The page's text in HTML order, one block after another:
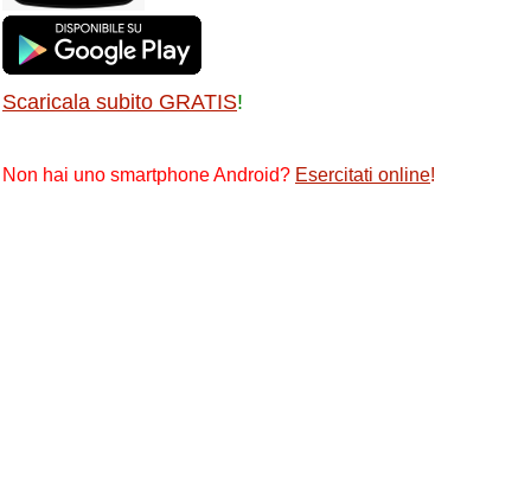
Scaricala subito GRATIS!
Non hai uno smartphone Android? Esercitati online!